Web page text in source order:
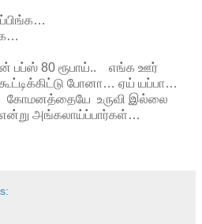
பப்ஸ் 80 ரூபாய்.. எங்க ஊர்
போனா… ஏய் யப்பா…
உருவி இல்லை
அங்கலாய்ப்பார்கள்…